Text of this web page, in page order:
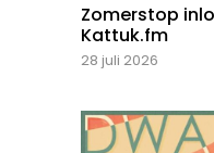
Zomerstop
Kattuk.fm
28 juli 2026